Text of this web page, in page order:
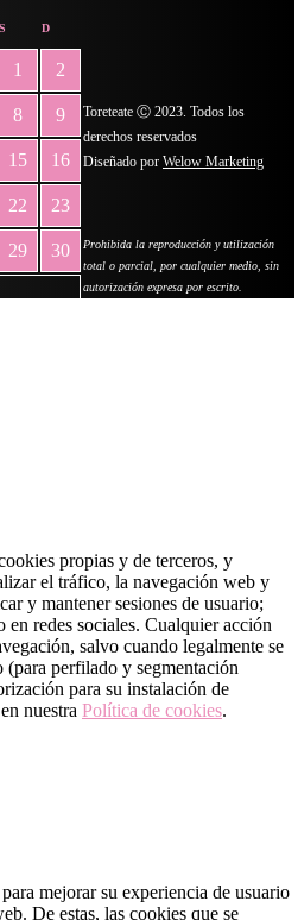
S D
1 2
8 9
15 16
22 23
29 30
Toreteate Ⓒ 2023. Todos los
derechos reservados
Diseñado por Welow Marketing
Prohibida la reproducción y utilización
total o parcial, por cualquier medio, sin
autorización expresa por escrito.
propias y de terceros, y
el tráfico, la navegación web y
y mantener sesiones de usuario;
redes sociales. Cualquier acción
salvo cuando legalmente se
perfilado y segmentación
para su instalación de
nuestra Política de cookies.
mejorar su experiencia de usuario
De estas, las cookies que se